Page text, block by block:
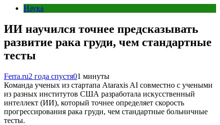
Наука
ИИ научился точнее предсказывать
развитие рака груди, чем стандартные
тесты
Ferra.ru2 года спустя01 минуты
Команда ученых из стартапа Ataraxis AI совместно с учеными
из разных институтов США разработала искусственный
интеллект (ИИ), который точнее определяет скорость
прогрессирования рака груди, чем стандартные больничные
тесты.